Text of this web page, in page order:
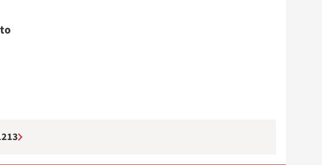
13